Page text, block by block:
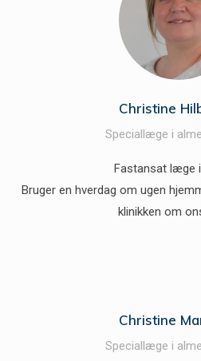
Christine
Speciallæge i
Fastansat læge
Bruger en hverdag om ugen
klinikken om
Christine
Speciallæge i